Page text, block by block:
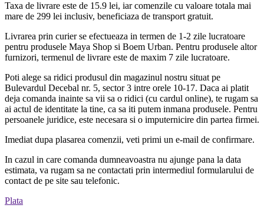
Taxa de livrare este de 15.9 lei, iar comenzile cu valoare totala mai
mare de 299 lei inclusiv, beneficiaza de transport gratuit.
Livrarea prin curier se efectueaza in termen de 1-2 zile lucratoare
pentru produsele Maya Shop si Boem Urban. Pentru produsele altor
furnizori, termenul de livrare este de maxim 7 zile lucratoare.
Poti alege sa ridici produsul din magazinul nostru situat pe
Bulevardul Decebal nr. 5, sector 3 intre orele 10-17. Daca ai platit
deja comanda inainte sa vii sa o ridici (cu cardul online), te rugam sa
ai actul de identitate la tine, ca sa iti putem inmana produsele. Pentru
persoanele juridice, este necesara si o imputernicire din partea firmei.
Imediat dupa plasarea comenzii, veti primi un e-mail de confirmare.
In cazul in care comanda dumneavoastra nu ajunge pana la data
estimata, va rugam sa ne contactati prin intermediul formularului de
contact de pe site sau telefonic.
Plata